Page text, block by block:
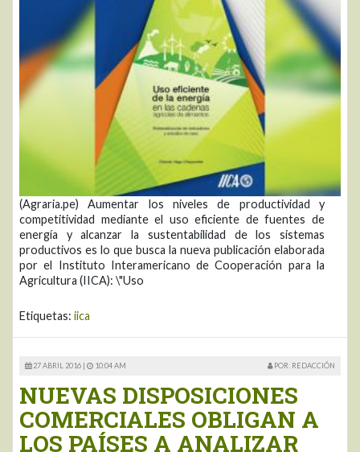
(Agraria.pe) Aumentar los niveles de productividad y
competitividad mediante el uso eficiente de fuentes de
energía y alcanzar la sustentabilidad de los sistemas
productivos es lo que busca la nueva publicación elaborada
por el Instituto Interamericano de Cooperación para la
Agricultura (IICA): \"Uso
Etiquetas: iica
27 ABRIL 2016 | 10:04 AM POR: REDACCIÓN
NUEVAS DISPOSICIONES
COMERCIALES OBLIGAN A
LOS PAÍSES A ANALIZAR